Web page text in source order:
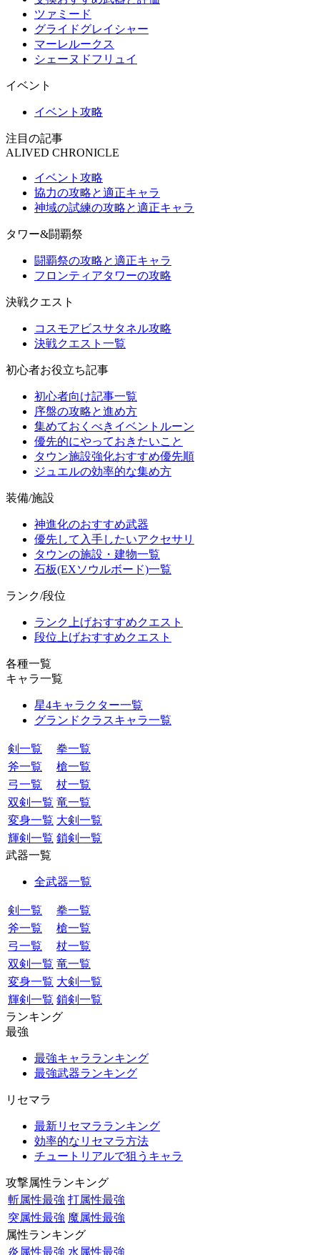
ツァミード
グライドグレイシャー
マーレルークス
シェーヌドフリュイ
イベント
イベント攻略
注目の記事
ALIVED CHRONICLE
イベント攻略
協力の攻略と適正キャラ
神域の試練の攻略と適正キャラ
タワー&闘覇祭
闘覇祭の攻略と適正キャラ
フロンティアタワーの攻略
決戦クエスト
コスモアビスサタネル攻略
決戦クエスト一覧
初心者お役立ち記事
初心者向け記事一覧
序盤の攻略と進め方
集めておくべきイベントルーン
優先的にやっておきたいこと
タウン施設強化おすすめ優先順
ジュエルの効率的な集め方
装備/施設
神進化のおすすめ武器
優先して入手したいアクセサリ
タウンの施設・建物一覧
石板(EXソウルボード)一覧
ランク/段位
ランク上げおすすめクエスト
段位上げおすすめクエスト
各種一覧
キャラ一覧
星4キャラクター一覧
グランドクラスキャラ一覧
剣一覧
拳一覧
斧一覧
槍一覧
弓一覧
杖一覧
双剣一覧 竜一覧
変身一覧 大剣一覧
輝剣一覧 鎖剣一覧
武器一覧
全武器一覧
剣一覧
拳一覧
斧一覧
槍一覧
弓一覧
杖一覧
双剣一覧 竜一覧
変身一覧 大剣一覧
輝剣一覧 鎖剣一覧
ランキング
最強
最強キャラランキング
最強武器ランキング
リセマラ
最新リセマラランキング
効率的なリセマラ方法
チュートリアルで狙うキャラ
攻撃属性ランキング
斬属性最強 打属性最強
突属性最強 魔属性最強
属性ランキング
炎属性最強 水属性最強